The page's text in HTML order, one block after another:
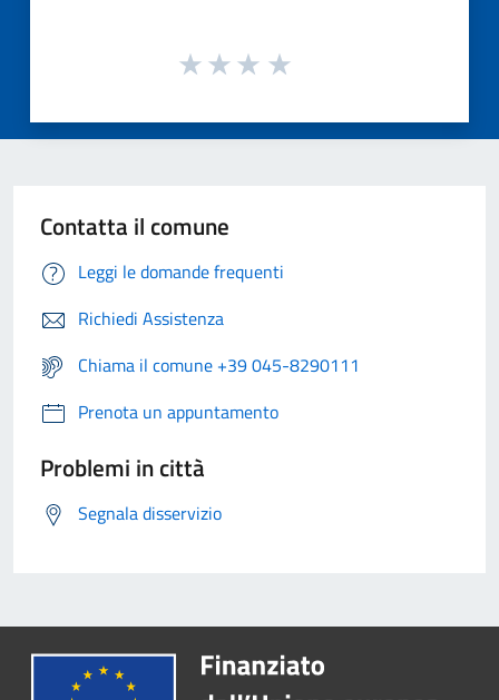
Contatta il comune
Leggi le domande frequenti
Richiedi Assistenza
Chiama il comune +39 045-8290111
Prenota un appuntamento
Problemi in città
Segnala disservizio